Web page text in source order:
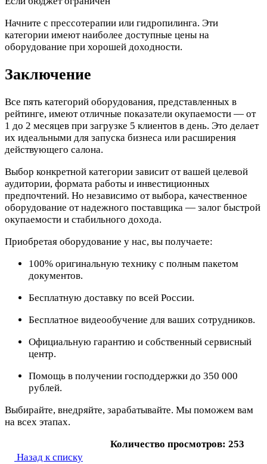
Начните с прессотерапии или гидропилинга. Эти
категории имеют наиболее доступные цены на
оборудование при хорошей доходности.
Заключение
Все пять категорий оборудования, представленных в
рейтинге, имеют отличные показатели окупаемости — от
1 до 2 месяцев при загрузке 5 клиентов в день. Это делает
их идеальными для запуска бизнеса или расширения
действующего салона.
Выбор конкретной категории зависит от вашей целевой
аудитории, формата работы и инвестиционных
предпочтений. Но независимо от выбора, качественное
оборудование от надежного поставщика — залог быстрой
окупаемости и стабильного дохода.
Приобретая оборудование у нас, вы получаете:
100% оригинальную технику с полным пакетом
документов.
Бесплатную доставку по всей России.
Бесплатное видеообучение для ваших сотрудников.
Официальную гарантию и собственный сервисный
центр.
Помощь в получении господдержки до 350 000
рублей.
Выбирайте, внедряйте, зарабатывайте. Мы поможем вам
на всех этапах.
Количество просмотров: 253
Назад к списку